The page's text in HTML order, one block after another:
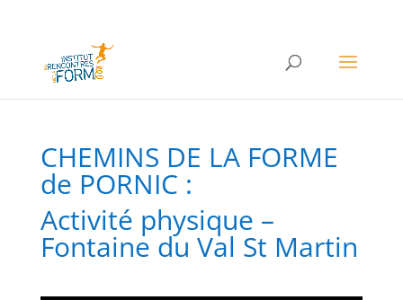
CHEMINS DE LA FORME
de PORNIC :
Activité physique –
Fontaine du Val St Martin